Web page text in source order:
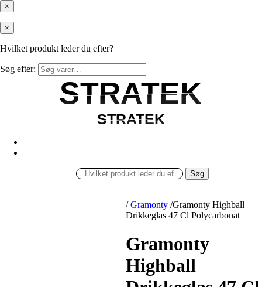
×
×
Hvilket produkt leder du efter?
Søg efter:
STRATEK
STRATEK
STRATEK
STRATEK
Søg
/ Gramonty /Gramonty Highball
Drikkeglas 47 Cl Polycarbonat
Gramonty
Highball